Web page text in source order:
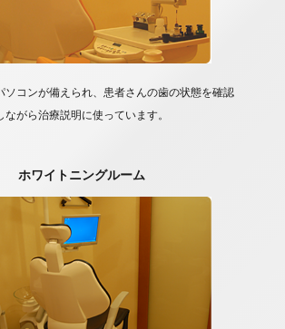
ソコンが備えられ、患者さんの歯の状態を確認
ながら治療説明に使っています。
ホワイトニングルーム